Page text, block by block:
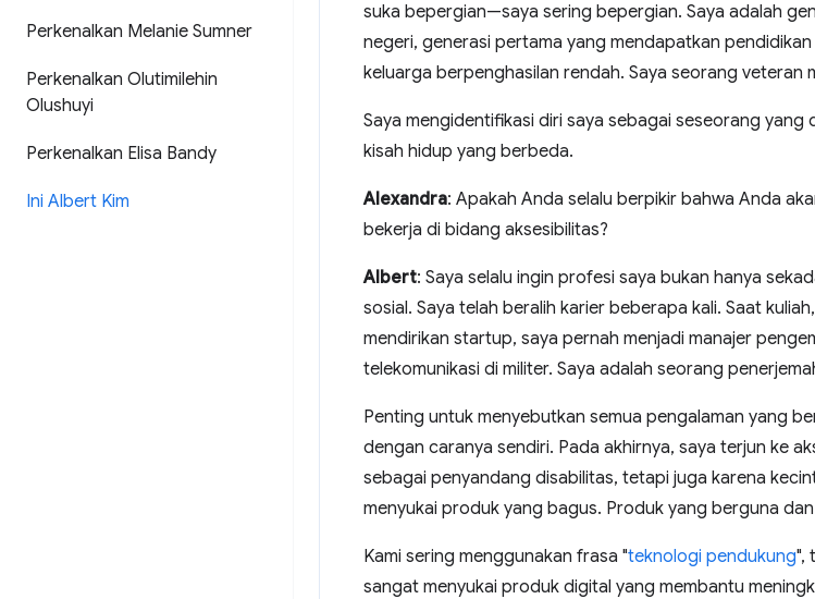
Perkenalkan Melanie Sumner
Perkenalkan Olutimilehin
Olushuyi
Perkenalkan Elisa Bandy
Ini Albert Kim
suka bepergian—saya sering bepergian. Saya adalah
negeri, generasi pertama yang mendapatkan
keluarga berpenghasilan rendah. Saya seorang veteran
Saya mengidentifikasi diri saya sebagai seseorang
kisah hidup yang berbeda.
Alexandra: Apakah Anda selalu berpikir bahwa Anda
bekerja di bidang aksesibilitas?
Albert: Saya selalu ingin profesi saya bukan hanya
sosial. Saya telah beralih karier beberapa kali. Saat
mendirikan startup, saya pernah menjadi manajer
telekomunikasi di militer. Saya adalah seorang
Penting untuk menyebutkan semua pengalaman yang
dengan caranya sendiri. Pada akhirnya, saya terjun ke
sebagai penyandang disabilitas, tetapi juga karena
menyukai produk yang bagus. Produk yang berguna
Kami sering menggunakan frasa "teknologi pendukung",
sangat menyukai produk digital yang membantu